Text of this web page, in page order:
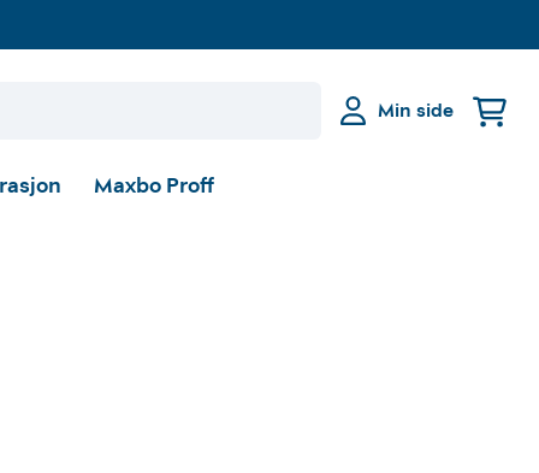
Min side
Maxbo Proff